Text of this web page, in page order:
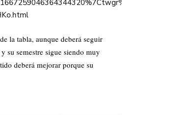
la tabla, aunque deberá seguir
su semestre sigue siendo muy
deberá mejorar porque su